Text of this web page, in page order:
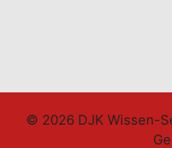
© 2026 DJK Wissen-